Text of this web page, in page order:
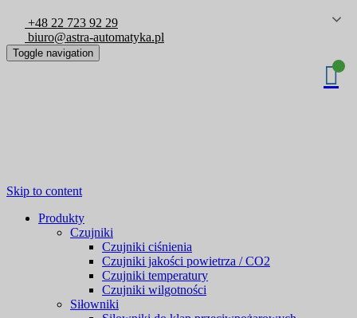
+48 22 723 92 29
biuro@astra-automatyka.pl
Toggle navigation
Skip to content
Produkty
Czujniki
Czujniki ciśnienia
Czujniki jakości powietrza / CO2
Czujniki temperatury
Czujniki wilgotności
Siłowniki